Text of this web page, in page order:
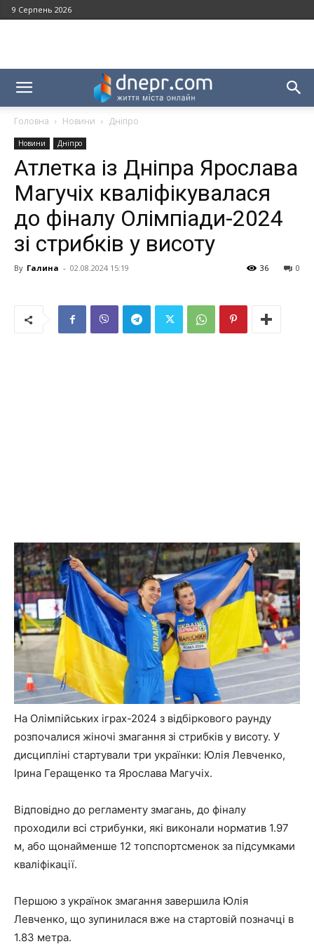
9 Серпень 2026
Головна Новини Дніпро
Новини Дніпро
Атлетка із Дніпра Ярослава
Магучіх кваліфікувалася
до фіналу Олімпіади-2024
зі стрибків у висоту
By Галина - 02.08.2024 15:19 0
36
На Олімпійських іграх-2024 з відбіркового раунду
розпочалися жіночі змагання зі стрибків у висоту. У
дисципліні стартували три українки: Юлія Левченко,
Ірина Геращенко та Ярослава Магучіх.
Відповідно до регламенту змагань, до фіналу
проходили всі стрибунки, які виконали норматив 1.97
м, або щонайменше 12 топспортсменок за підсумками
кваліфікації.
Першою з українок змагання завершила Юлія
Левченко, що зупинилася вже на стартовій позначці в
1.83 метра.